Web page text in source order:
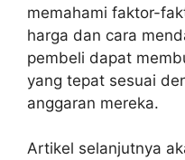
memahami faktor-
harga dan cara
pembeli dapat
yang tepat sesuai
anggaran mereka.
Artikel selanjutnya